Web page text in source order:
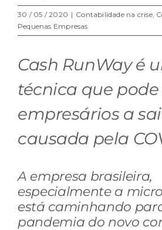
30 / 05 / 2020 | Contabilidade na crise,
Pequenas Empresas
Cash RunWay é
técnica que
empresários a
causada pela
A empresa brasileira,
especialmente a
está caminhando
pandemia do novo